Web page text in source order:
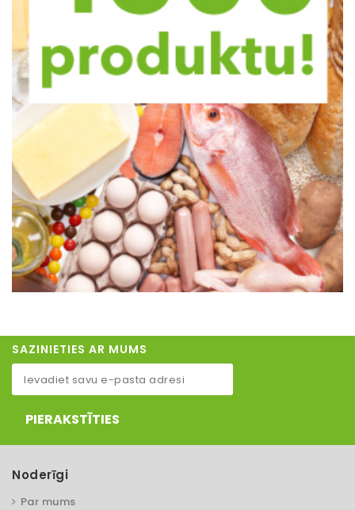
SAZINIETIES AR MUMS
PIERAKSTĪTIES
Noderīgi
Par mums